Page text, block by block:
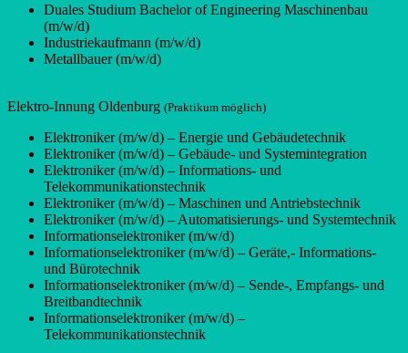
Duales Studium Bachelor of Engineering Maschinenbau
(m/w/d)
Industriekaufmann (m/w/d)
Metallbauer (m/w/d)
Elektro-Innung Oldenburg (Praktikum möglich)
Elektroniker (m/w/d) – Energie und Gebäudetechnik
Elektroniker (m/w/d) – Gebäude- und Systemintegration
Elektroniker (m/w/d) – Informations- und
Telekommunikationstechnik
Elektroniker (m/w/d) – Maschinen und Antriebstechnik
Elektroniker (m/w/d) – Automatisierungs- und Systemtechnik
Informationselektroniker (m/w/d)
Informationselektroniker (m/w/d) – Geräte,- Informations-
und Bürotechnik
Informationselektroniker (m/w/d) – Sende-, Empfangs- und
Breitbandtechnik
Informationselektroniker (m/w/d) –
Telekommunikationstechnik